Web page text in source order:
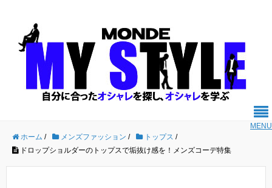
MENU
ホーム / メンズファッション / トップス /
ドロップショルダーのトップスで垢抜け感を！メンズコーデ特集